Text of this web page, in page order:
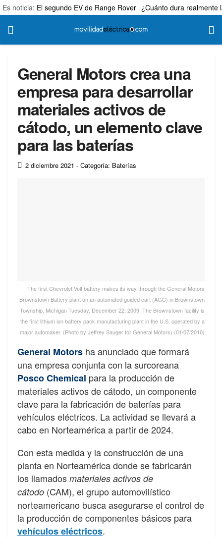
Es noticia: El segundo EV de Range Rover ¿Cuánto dura realmente
General Motors crea una
empresa para desarrollar
materiales activos de
cátodo, un elemento clave
para las baterías
2 diciembre 2021 - Categoría: Baterías
The first Chevrolet Volt battery makes its way through the General Motors
Brownstown Battery plant on an automated guided cart (AGC) in Brownstown
Township, Michigan Tuesday, December 22, 2009. The Brownstown facility is
the first lithium ion battery pack manufacturing plant in the U.S. operated by a
major automaker. (Photo by Jeffrey Sauger for General Motors) (01/07/2010)
General Motors ha anunciado que formará
una empresa conjunta con la surcoreana
Posco Chemical para la producción de
materiales activos de cátodo, un componente
clave para la fabricación de baterías para
vehículos eléctricos. La actividad se llevará a
cabo en Norteamérica a partir de 2024.
Con esta medida y la construcción de una
planta en Norteamérica donde se fabricarán
los llamados materiales activos de
cátodo (CAM), el grupo automovilístico
norteamericano busca asegurarse el control de
la producción de componentes básicos para
vehículos eléctricos.